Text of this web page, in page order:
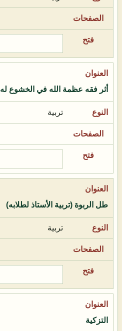
أثر فقه عظمة الله في الخشوع له
تربية
طل الربوة (تربية الأستاذ لطلابه)
تربية
التزكية